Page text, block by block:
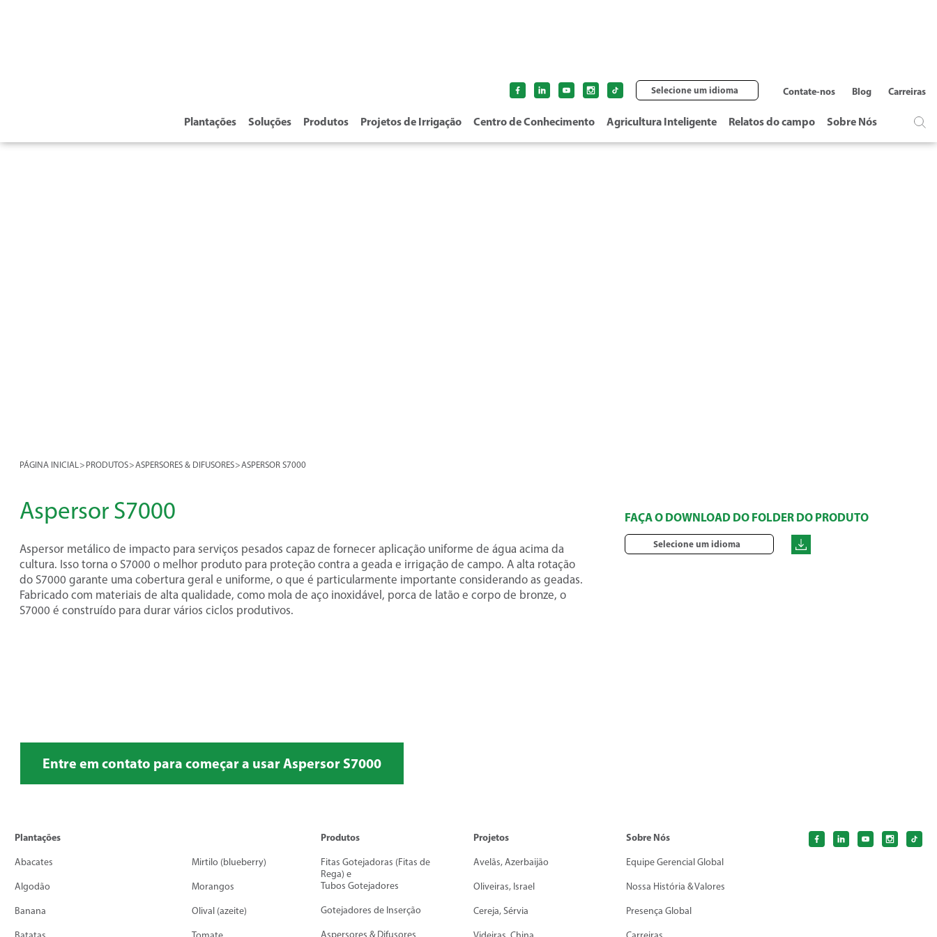
Plantações Soluções Produtos Projetos de Irrigação Centro de Conhecimento Agricultura Inteligente Relatos do campo Sobre Nós
Contate-nos Blog Carreiras
Selecione um idioma
PÁGINA INICIAL> PRODUTOS>ASPERSORES & DIFUSORES>ASPERSOR S7000
Aspersor S7000
Aspersor metálico de impacto para serviços pesados capaz de fornecer aplicação uniforme de água acima da
cultura. Isso torna o S7000 o melhor produto para proteção contra a geada e irrigação de campo. A alta rotação
do S7000 garante uma cobertura geral e uniforme, o que é particularmente importante considerando as geadas.
Fabricado com materiais de alta qualidade, como mola de aço inoxidável, porca de latão e corpo de bronze, o
S7000 é construído para durar vários ciclos produtivos.
Entre em contato para começar a usar Aspersor S7000
FAÇA O DOWNLOAD DO FOLDER DO PRODUTO
Selecione um idioma
Abacates
Algodão
Plantações
Banana
Mirtilo (blueberry)
Morangos
Olival (azeite)
Produtos
Fitas Gotejadoras (Fitas de
Rega) e
Tubos Gotejadores
Gotejadores de Inserção
Aspersores & Difusores
Projetos
Avelãs, Azerbaijão
Oliveiras, Israel
Cereja, Sérvia
Sobre Nós
Equipe Gerencial Global
Nossa História & Valores
Presença Global